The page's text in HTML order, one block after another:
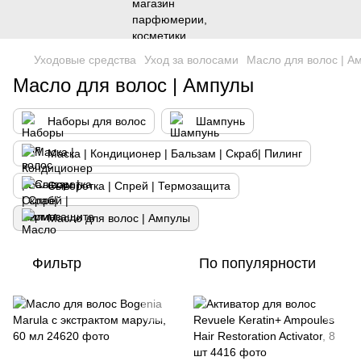
Уходовые средства Уход за волосами Масло для волос |
Масло для волос | Ампулы
Наборы для волос Шампунь
Маска | Кондиционер | Бальзам | Скраб| Пилинг
Сыворотка | Спрей | Термозащита
Масло для волос | Ампулы
Фильтр По популярности